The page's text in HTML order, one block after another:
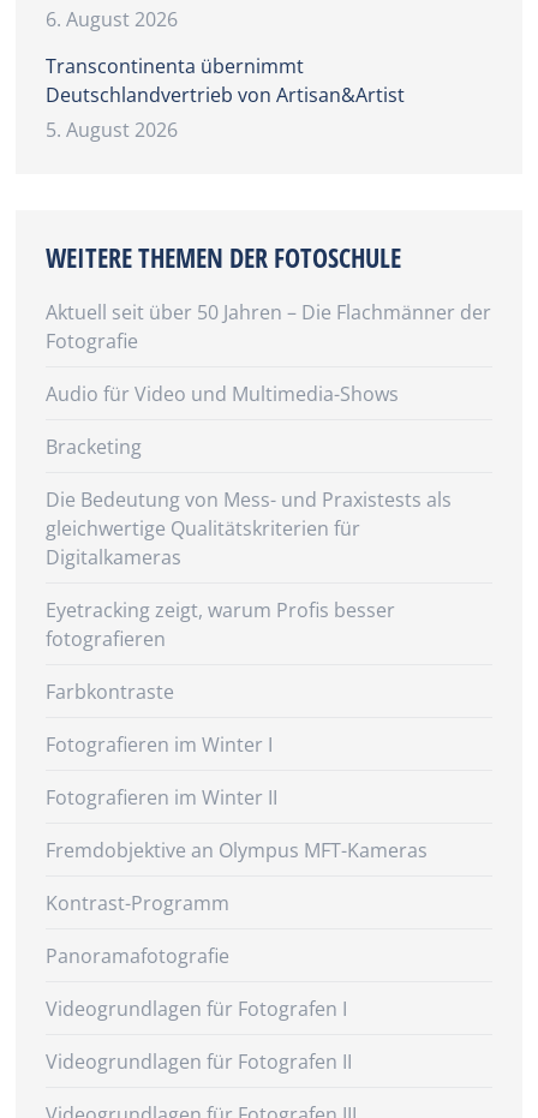
6. August 2026
Transcontinenta übernimmt
Deutschlandvertrieb von Artisan&Artist
5. August 2026
WEITERE THEMEN DER FOTOSCHULE
Aktuell seit über 50 Jahren – Die Flachmänner der
Fotografie
Audio für Video und Multimedia-Shows
Bracketing
Die Bedeutung von Mess- und Praxistests als
gleichwertige Qualitätskriterien für
Digitalkameras
Eyetracking zeigt, warum Profis besser
fotografieren
Farbkontraste
Fotografieren im Winter I
Fotografieren im Winter II
Fremdobjektive an Olympus MFT-Kameras
Kontrast-Programm
Panoramafotografie
Videogrundlagen für Fotografen I
Videogrundlagen für Fotografen II